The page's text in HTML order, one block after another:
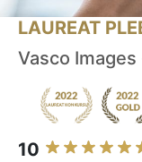
LAUREAT
Vasco
10